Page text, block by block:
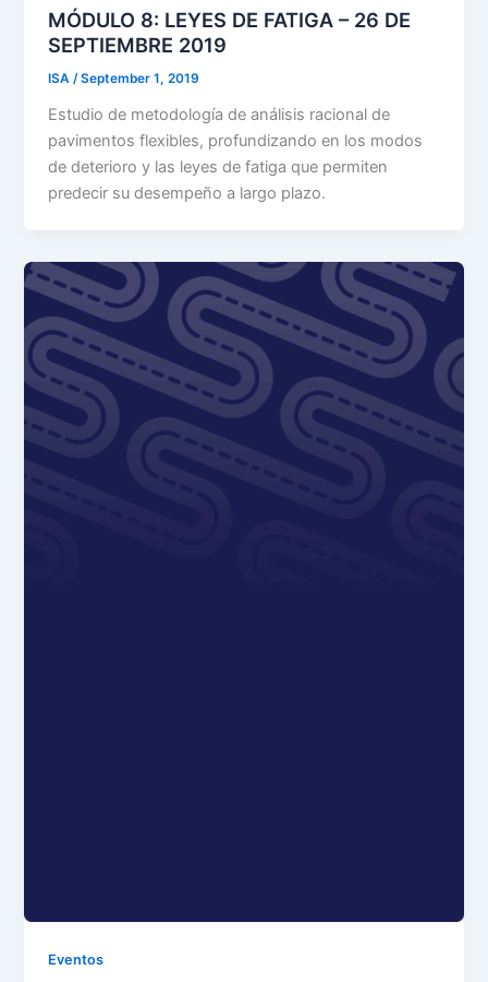
MÓDULO 8: LEYES DE FATIGA – 26 DE
SEPTIEMBRE 2019
ISA/September 1, 2019
Estudio de metodología de análisis racional de
pavimentos flexibles, profundizando en los modos
de deterioro y las leyes de fatiga que permiten
predecir su desempeño a largo plazo.
Eventos